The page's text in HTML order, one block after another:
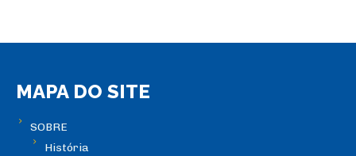
MAPA DO SITE
SOBRE
História